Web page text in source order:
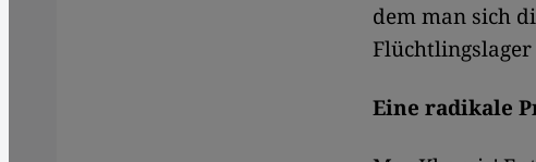
dem man sich
Flüchtlingslager
Eine radikale